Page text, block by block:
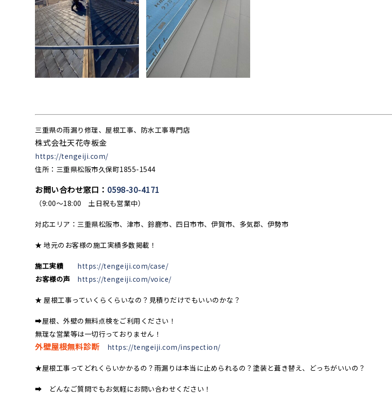
三重県の雨漏り修理、屋根工事、防水工事専門店
株式会社天花寺板金
https://tengeiji.com/
住所：三重県松阪市久保町1855-1544
お問い合わせ窓口： 0598-30-4171
（9:00〜18:00 土日祝も営業中）
対応エリア：三重県松阪市、津市、鈴鹿市、四日市市、伊賀市、多気郡、伊勢市
★ 地元のお客様の施工実績多数掲載！
施工実績
https://tengeiji.com/case/
お客様の声
https://tengeiji.com/voice/
★ 屋根工事っていくらくらいなの？見積りだけでもいいのかな？
➡屋根、外壁の無料点検をご利用ください！
無理な営業等は一切行っておりません！
外壁屋根無料診断 https://tengeiji.com/inspection/
★屋根工事ってどれくらいかかるの？雨漏りは本当に止められるの？塗装と葺き替え、どっちがいいの？
➡ どんなご質問でもお気軽にお問い合わせください！